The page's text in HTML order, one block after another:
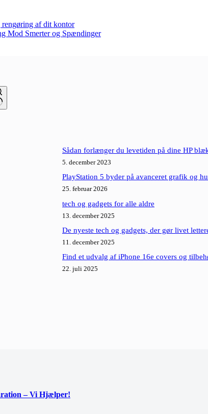
af dit kontor
Mod Smerter og Spændinger
Sådan forlænger du levetiden på dine HP
5. december 2023
PlayStation 5 byder på avanceret grafik og
25. februar 2026
tech og gadgets for alle aldre
13. december 2025
De nyeste tech og gadgets, der gør livet
11. december 2025
Find et udvalg af iPhone 16e covers og
22. juli 2025
– Vi Hjælper!